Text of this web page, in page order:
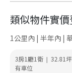
類似物件實
1公里內 | 半年內 |
3房1廳1衛 | 32.81坪
有車位